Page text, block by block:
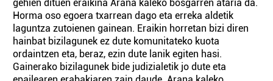
gehien dituen eraikina Arana kaleko bosgarren ataria da.
Horma oso egoera txarrean dago eta erreka aldetik
laguntza zutoienen gainean. Eraikin horretan bizi diren
hainbat bizilagunek ez dute komunitateko kuota
ordaintzen eta, beraz, ezin dute lanik egiten hasi.
Gainerako bizilagunek bide judizialetik jo dute eta